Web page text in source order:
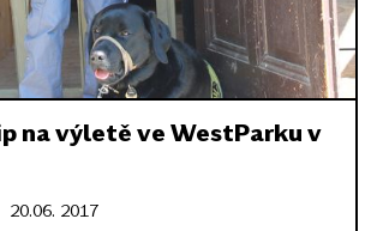
na výletě ve WestParku v
20.06. 2017